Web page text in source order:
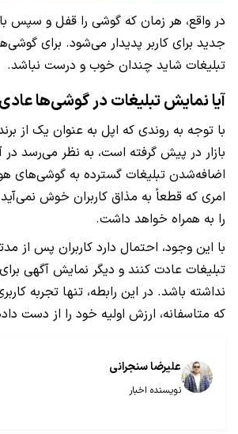
در واقع، هر زمان که گوشی را قفل و سپس
جدید برای کاربر پدیدار می‌شود. برای
تبلیغات شاید چندان خوب و درست نباشد.
آیا نمایش تبلیغات در گوشی‌ها
با توجه به روندی که اپل به عنوان یک از
بازار در پیش گرفته است، به نظر می‌رسد در
اضافه‌شدن تبلیغات گسترده به گوشی‌های
امری که قطعاً به مذاق کاربران خوش
را به همراه خواهد داشت.
با این وجود، احتمال دارد کاربران پس از
تبلیغات عادت کنند و دیگر نمایش آگهی
نداشته باشد. در این رابطه، تنها تجربه
که متاسفانه، ارزش اولیه خود را از دست
علیرضا سنجرانی
نویسنده اخبار